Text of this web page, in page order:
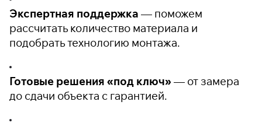
Экспертная поддержка — поможем
рассчитать количество материала и
подобрать технологию монтажа.
Готовые решения «под ключ» — от замера
до сдачи объекта с гарантией.